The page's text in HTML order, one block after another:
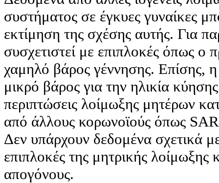
συστήματος σε έγκυες γυναίκες
εκτίμηση της σχέσης αυτής. Για
συσχετιστεί με επιπλοκές όπως ο
χαμηλό βάρος γέννησης. Επίσης,
μικρό βάρος για την ηλικία
περιπτώσεις λοίμωξης μητέρων
από άλλους κορωνοϊούς όπως
Δεν υπάρχουν δεδομένα σχετικά
επιπλοκές της μητρικής
απογόνους.